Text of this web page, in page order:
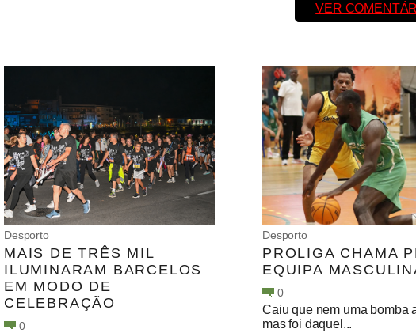
VER
Desporto
MAIS DE TRÊS MIL
ILUMINARAM BARCELOS
EM MODO DE
CELEBRAÇÃO
0
Desporto
PROLIGA CHAMA
EQUIPA
0
Caiu que nem uma bomba
mas foi daquel...